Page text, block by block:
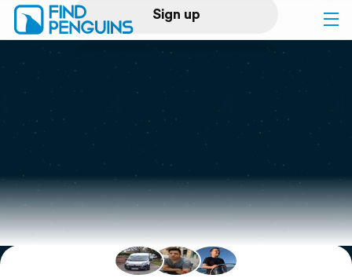
Sign up
Log in
Print a book
Flyover video
Explore